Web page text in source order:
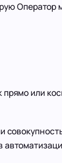
Оператор
или